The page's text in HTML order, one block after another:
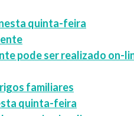
quinta-feira
pode ser realizado on-
familiares
quinta-feira